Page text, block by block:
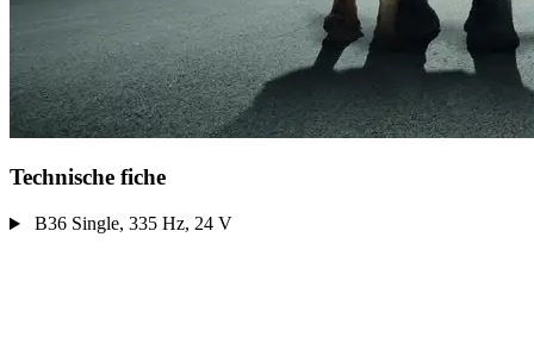
Technische fiche
B36 Single, 335 Hz, 24 V